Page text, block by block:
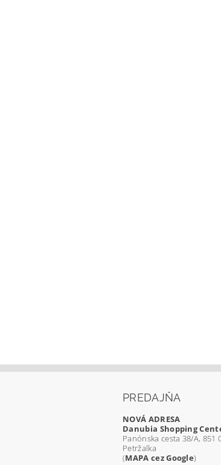
PREDAJŇA
NOVÁ ADRESA
Danubia Shopping
Panónska cesta 38/A, 851
Petržalka
(MAPA cez Google)